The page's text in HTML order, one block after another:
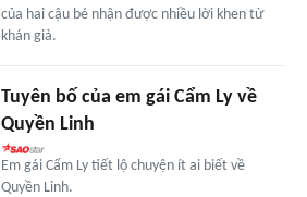
của hai cậu bé nhận được nhiều lời khen từ
khán giả.
Tuyên bố của em gái Cẩm Ly về
Quyền Linh
Em gái Cẩm Ly tiết lộ chuyện ít ai biết về
Quyền Linh.